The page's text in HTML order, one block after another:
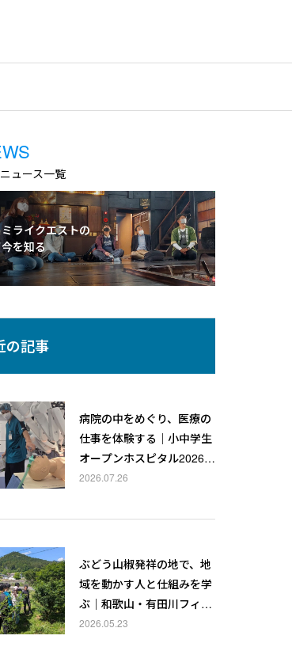
挨拶
ュース一覧
ミライクエストの
今を知る
の記事
病院の中をめぐり、医療の
仕事を体験する｜小中学生
オープンホスピタル2026サ
マースペシャル
2026.07.26
ぶどう山椒発祥の地で、地
域を動かす人と仕組みを学
ぶ｜和歌山・有田川フィー
ルドワーク2026
2026.05.23